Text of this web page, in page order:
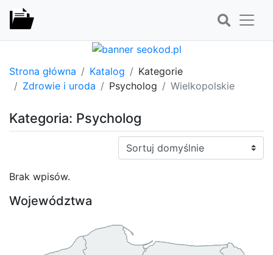
Strona główna Katalog
Kategorie
Zdrowie i uroda
Psycholog Wielkopolskie
Kategoria: Psycholog
Sortuj:
Brak wpisów.
Województwa